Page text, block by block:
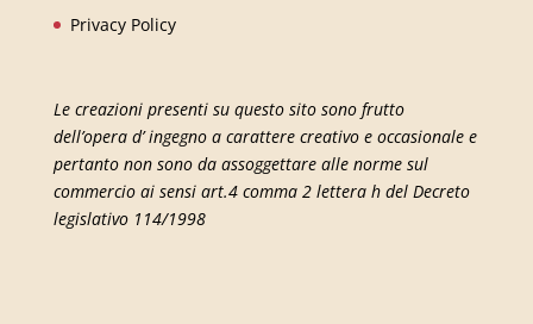
Privacy Policy
Le creazioni presenti su questo sito sono frutto
dell’opera d’ ingegno a carattere creativo e occasionale e
pertanto non sono da assoggettare alle norme sul
commercio ai sensi art.4 comma 2 lettera h del Decreto
legislativo 114/1998